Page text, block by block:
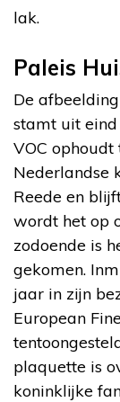
lak.
Paleis
De
stamt uit
VOC
Nederlandse
Reede en
wordt het op
zodoende is
gekomen.
jaar in zijn
European
plaquette is
koninklijke